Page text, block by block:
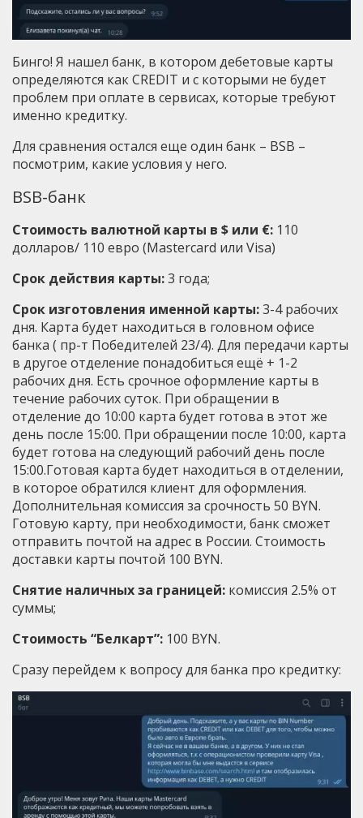
Бинго! Я нашел банк, в котором дебетовые карты
определяются как CREDIT и с которыми не будет
проблем при оплате в сервисах, которые требуют
именно кредитку.
Для сравнения остался еще один банк – BSB –
посмотрим, какие условия у него.
BSB-банк
Стоимость валютной карты в $ или €: 110
долларов/ 110 евро (Mastercard или Visa)
Срок действия карты:3 года;
Срок изготовления именной карты:3-4 рабочих
дня. Карта будет находиться в головном офисе
банка ( пр-т Победителей 23/4). Для передачи карты
в другое отделение понадобиться ещё + 1-2
рабочих дня. Есть срочное оформление карты в
течение рабочих суток. При обращении в
отделение до 10:00 карта будет готова в этот же
день после 15:00. При обращении после 10:00, карта
будет готова на следующий рабочий день после
15:00.Готовая карта будет находиться в отделении,
в которое обратился клиент для оформления.
Дополнительная комиссия за срочность 50 BYN.
Готовую карту, при необходимости, банк сможет
отправить почтой на адрес в России. Стоимость
доставки карты почтой 100 BYN.
Снятие наличных за границей: комиссия 2.5% от
суммы;
Стоимость “Белкарт”: 100 BYN.
Сразу перейдем к вопросу для банка про кредитку: